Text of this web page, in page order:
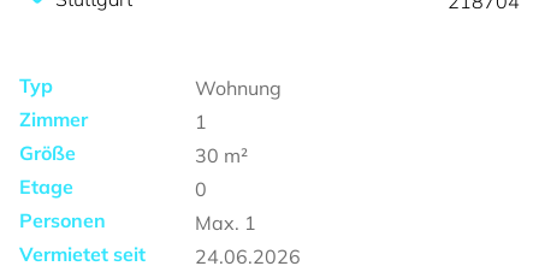
Typ
Wohnung
Zimmer
1
Größe
30 m²
Etage
0
Personen
Max. 1
Vermietet seit
24.06.2026